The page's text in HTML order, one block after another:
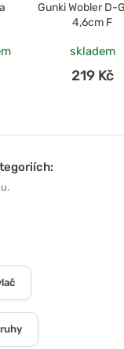
Gunki Wobler D-
4,6cm F
skladem
219 Kč